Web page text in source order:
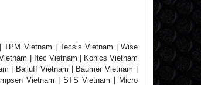
Vietnam | Tecsis Vietnam | Wise
| Itec Vietnam | Konics Vietnam
| Balluff Vietnam | Baumer Vietnam |
Vietnam | STS Vietnam | Micro